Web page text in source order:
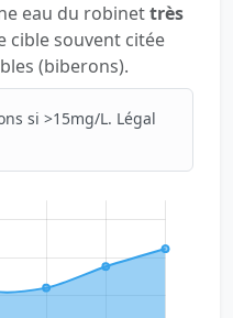
eau du robinettrès
cible souvent citée
(biberons).
si >15mg/L. Légal